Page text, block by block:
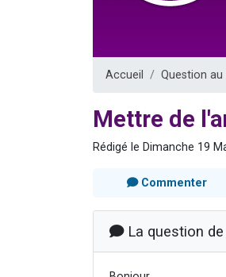
Accueil Question au
Mettre de
Rédigé le Dimanche 19
Commenter
La question de